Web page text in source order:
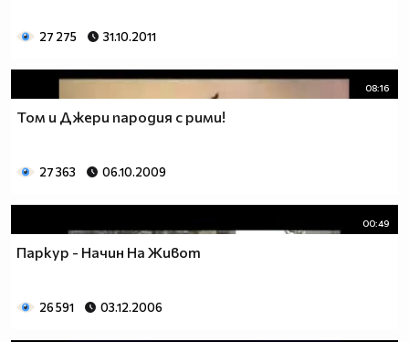
27 275 31.10.2011
08:16
Том и Джери пародия с рими!
27 363 06.10.2009
00:49
Паркур - Начин На Живот
26 591 03.12.2006